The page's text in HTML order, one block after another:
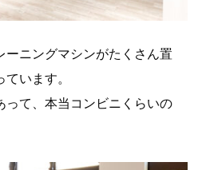
ーニングマシンがたくさん置
います。
って、本当コンビニくらいの